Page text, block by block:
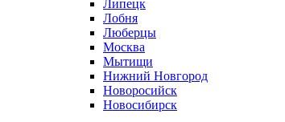
Липецк
Лобня
Люберцы
Москва
Мытищи
Нижний Новгород
Новоросийск
Новосибирск